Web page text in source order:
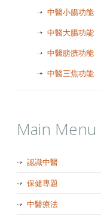
中醫小腸功能
中醫大腸功能
中醫膀胱功能
中醫三焦功能
Main Menu
認識中醫
保健專題
中醫療法